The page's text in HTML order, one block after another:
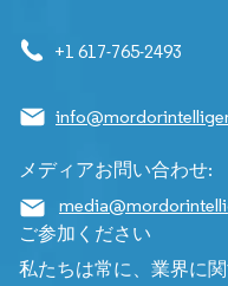
+1 617-765-2493
メディアお問い合わせ:
ご参加ください
私たちは常に、業界に